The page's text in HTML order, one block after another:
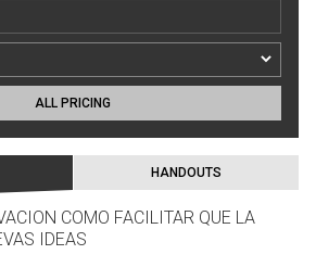
ALL PRICING
HANDOUTS
COMO FACILITAR QUE LA
IDEAS